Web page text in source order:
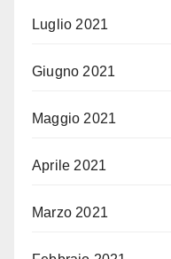
Luglio 2021
Giugno 2021
Maggio 2021
Aprile 2021
Marzo 2021